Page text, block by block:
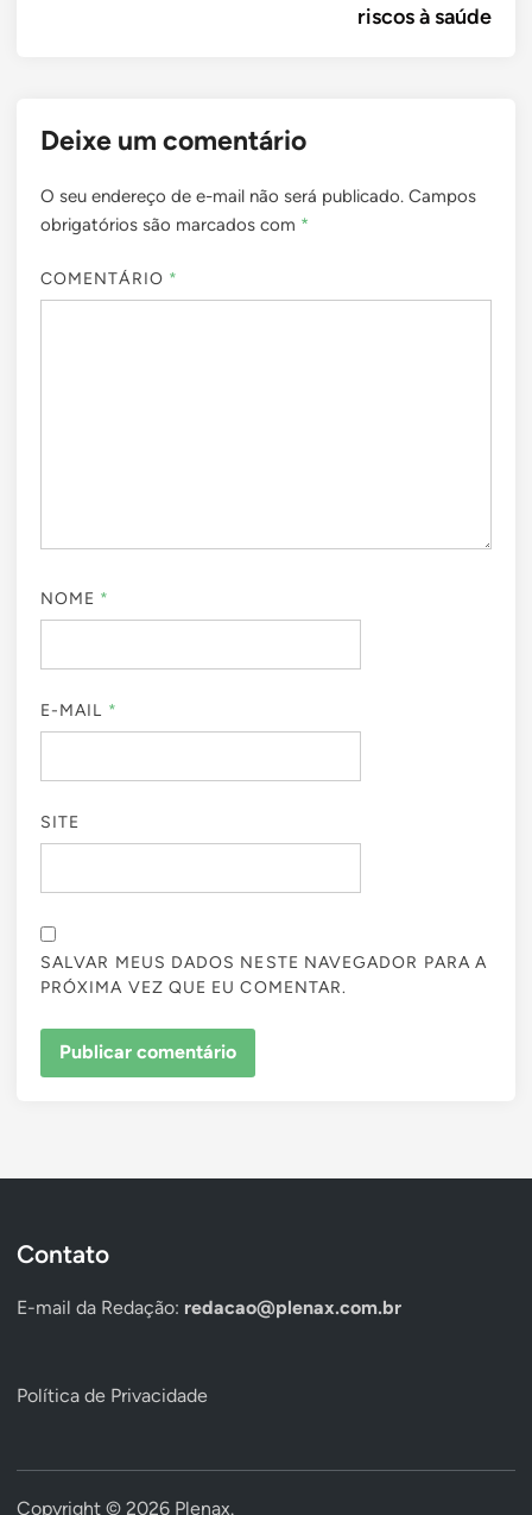
riscos à saúde
Deixe um comentário
O seu endereço de e-mail não será publicado. Campos
obrigatórios são marcados com *
COMENTÁRIO *
NOME *
E-MAIL *
SITE
SALVAR MEUS DADOS NESTE NAVEGADOR PARA A
PRÓXIMA VEZ QUE EU COMENTAR.
Contato
E-mail da Redação: redacao@plenax.com.br
Política de Privacidade
Copyright © 2026 Plenax.